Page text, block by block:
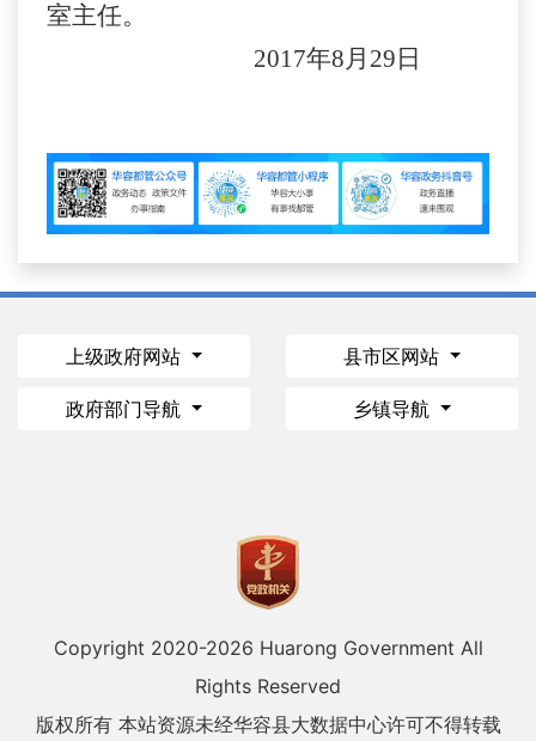
室主任。
2017年8月29日
上级政府网站 县市区网站
政府部门导航 乡镇导航
Copyright 2020-2026 Huarong Government All
Rights Reserved
版权所有 本站资源未经华容县大数据中心许可不得转载